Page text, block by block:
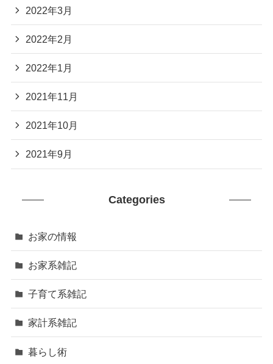
2022年3月
2022年2月
2022年1月
2021年11月
2021年10月
2021年9月
Categories
お家の情報
お家系雑記
子育て系雑記
家計系雑記
暮らし術